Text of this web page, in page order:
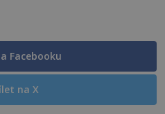
Facebooku
na X